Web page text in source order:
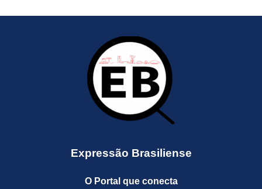
Expressão Brasiliense
O Portal que conecta